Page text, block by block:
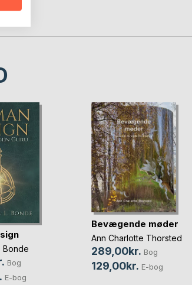
Bonde
Bog
E-bog
Bevægende møder
Ann Charlotte Thorsted
289,00kr. Bog
129,00kr. E-bog